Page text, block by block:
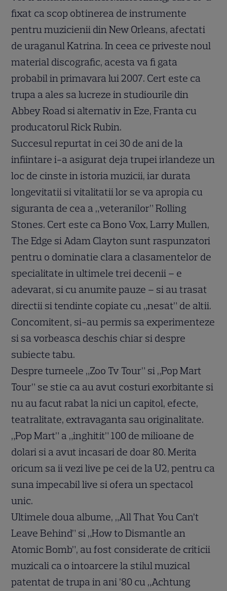
fixat ca scop obtinerea de instrumente
pentru muzicienii din New Orleans, afectati
de uraganul Katrina. In ceea ce priveste noul
material discografic, acesta va fi gata
probabil in primavara lui 2007. Cert este ca
trupa a ales sa lucreze in studiourile din
Abbey Road si alternativ in Eze, Franta cu
producatorul Rick Rubin.
Succesul repurtat in cei 30 de ani de la
infiintare i-a asigurat deja trupei irlandeze un
loc de cinste in istoria muzicii, iar durata
longevitatii si vitalitatii lor se va apropia cu
siguranta de cea a „veteranilor” Rolling
Stones. Cert este ca Bono Vox, Larry Mullen,
The Edge si Adam Clayton sunt raspunzatori
pentru o dominatie clara a clasamentelor de
specialitate in ultimele trei decenii – e
adevarat, si cu anumite pauze – si au trasat
directii si tendinte copiate cu „nesat” de altii.
Concomitent, si-au permis sa experimenteze
si sa vorbeasca deschis chiar si despre
subiecte tabu.
Despre turneele „Zoo Tv Tour” si „Pop Mart
Tour” se stie ca au avut costuri exorbitante si
nu au facut rabat la nici un capitol, efecte,
teatralitate, extravaganta sau originalitate.
„Pop Mart” a „inghitit” 100 de milioane de
dolari si a avut incasari de doar 80. Merita
oricum sa ii vezi live pe cei de la U2, pentru ca
suna impecabil live si ofera un spectacol
unic.
Ultimele doua albume, „All That You Can’t
Leave Behind” si „How to Dismantle an
Atomic Bomb”, au fost considerate de criticii
muzicali ca o intoarcere la stilul muzical
patentat de trupa in ani ’80 cu „Achtung